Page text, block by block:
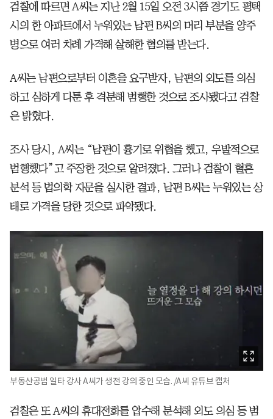
검찰에 따르면 A씨는 지난 2월 15일 오전 3시쯤 경기도 평택
시의 한 아파트에서 누워있는 남편 B씨의 머리 부분을 양주
병으로 여러 차례 가격해 살해한 혐의를 받는다.
A씨는 남편으로부터 이혼을 요구받자, 남편의 외도를 의심
하고 심하게 다툰 후 격분해 범행한 것으로 조사됐다고 검찰
은 밝혔다.
조사 당시, A씨는 “남편이 흉기로 위협을 했고, 우발적으로
범행했다”고 주장한 것으로 알려졌다. 그러나 검찰이 혈흔
분석 등 법의학 자문을 실시한 결과, 남편 B씨는 누워있는 상
태로 가격을 당한 것으로 파악됐다.
부동산공법 일타 강사 A씨가 생전 강의 중인 모습. /A씨 유튜브 캡처
검찰은 또 A씨의 휴대전화를 압수해 분석해 외도 의심 등 범